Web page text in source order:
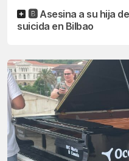
🅱️ Asesina a su hija
suicida en Bilbao